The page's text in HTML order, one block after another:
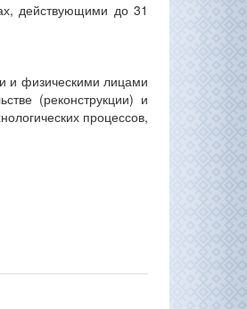
действующими до 31
и физическими лицами
(реконструкции) и
процессов,